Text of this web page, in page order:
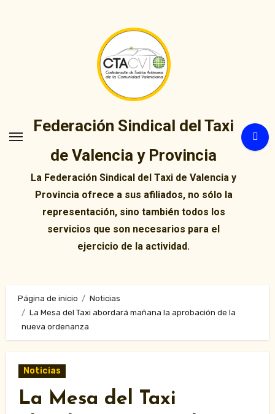
Federación Sindical del Taxi
de Valencia y Provincia
La Federación Sindical del Taxi de Valencia y
Provincia ofrece a sus afiliados, no sólo la
representación, sino también todos los
servicios que son necesarios para el
ejercicio de la actividad.
Página de inicio
Noticias
La Mesa del Taxi abordará mañana la aprobación de la
nueva ordenanza
Noticias
La Mesa del Taxi